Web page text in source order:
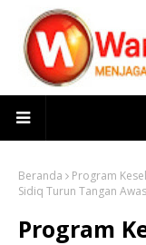
Beranda
Program
Sidiq Turun Tangan
Program